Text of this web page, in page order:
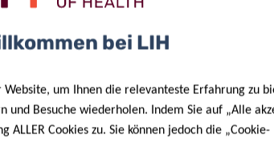
some of the potential
prevent its onset.
bei LIH
um Ihnen die relevanteste Erfahrung zu
und Besuche wiederholen. Indem Sie auf „Alle
ALLER Cookies zu. Sie können jedoch die „Cookie-